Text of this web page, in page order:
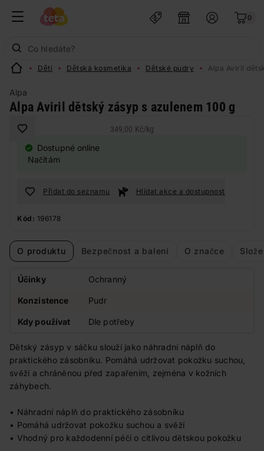
0
Děti Dětská kosmetika Dětské pudry Alpa Aviril
Alpa
Alpa Aviril dětský zásyp s azulenem 100 g
349,00 Kč/kg
Dostupné online
Načítám
Přidat do seznamu Hlídat akce a dostupnost
Kód: 196178
O produktu Bezpečnost a balení O značce
Účinky Ochranný
Konzistence Pudr
Kdy používat Dle potřeby
Dětský zásyp v sáčku slouží jako náhradní náplň do
praktického zásobníku. Pomáhá udržovat pokožku suchou,
svěží a chráněnou před zapařením, zejména v kožních
záhybech.
• Náhradní náplň do praktického zásobníku
• Pomáhá udržovat pokožku suchou a svěží
• Vhodný pro každodenní péči o citlivou dětskou pokožku